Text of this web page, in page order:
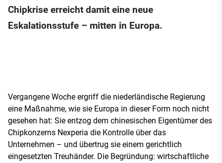
Chipkrise erreicht damit eine neue
Eskalationsstufe – mitten in Europa.
Vergangene Woche ergriff die niederländische Regierung
eine Maßnahme, wie sie Europa in dieser Form noch nicht
gesehen hat: Sie entzog dem chinesischen Eigentümer des
Chipkonzerns Nexperia die Kontrolle über das
Unternehmen – und übertrug sie einem gerichtlich
eingesetzten Treuhänder. Die Begründung: wirtschaftliche